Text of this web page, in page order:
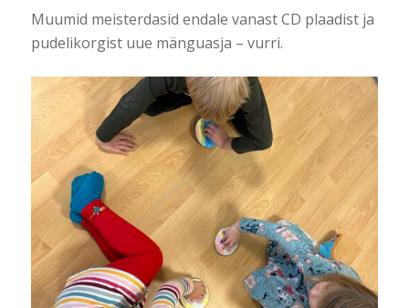
Muumid meisterdasid endale vanast CD plaadist ja
pudelikorgist uue mänguasja – vurri.